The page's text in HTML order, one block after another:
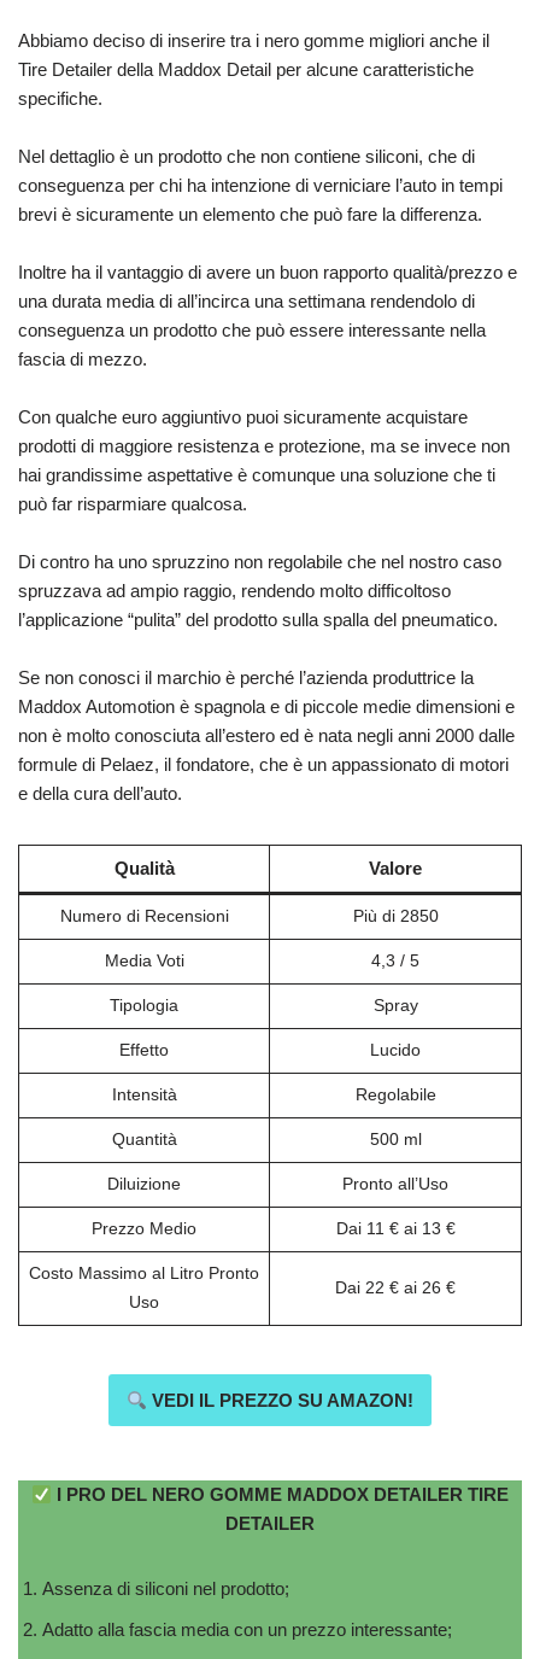
Abbiamo deciso di inserire tra i nero gomme migliori anche il
Tire Detailer della Maddox Detail per alcune caratteristiche
specifiche.
Nel dettaglio è un prodotto che non contiene siliconi, che di
conseguenza per chi ha intenzione di verniciare l’auto in tempi
brevi è sicuramente un elemento che può fare la differenza.
Inoltre ha il vantaggio di avere un buon rapporto qualità/prezzo e
una durata media di all’incirca una settimana rendendolo di
conseguenza un prodotto che può essere interessante nella
fascia di mezzo.
Con qualche euro aggiuntivo puoi sicuramente acquistare
prodotti di maggiore resistenza e protezione, ma se invece non
hai grandissime aspettative è comunque una soluzione che ti
può far risparmiare qualcosa.
Di contro ha uno spruzzino non regolabile che nel nostro caso
spruzzava ad ampio raggio, rendendo molto difficoltoso
l’applicazione “pulita” del prodotto sulla spalla del pneumatico.
Se non conosci il marchio è perché l’azienda produttrice la
Maddox Automotion è spagnola e di piccole medie dimensioni e
non è molto conosciuta all’estero ed è nata negli anni 2000 dalle
formule di Pelaez, il fondatore, che è un appassionato di motori
e della cura dell’auto.
Qualità Valore
Numero di Recensioni Più di 2850
Media Voti 4,3 / 5
Tipologia Spray
Effetto Lucido
Intensità Regolabile
Quantità 500 ml
Diluizione Pronto all’Uso
Prezzo Medio Dai 11 € ai 13 €
Costo Massimo al Litro Pronto
Uso
Dai 22 € ai 26 €
VEDI IL PREZZO SU AMAZON!
I PRO DEL NERO GOMME MADDOX DETAILER TIRE
DETAILER
Assenza di siliconi nel prodotto;
Adatto alla fascia media con un prezzo interessante;